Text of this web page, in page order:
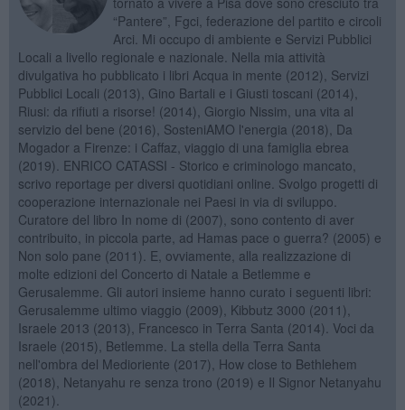
“Pantere”, Fgci, federazione del partito e circoli
Arci. Mi occupo di ambiente e Servizi Pubblici
Locali a livello regionale e nazionale. Nella mia attività
divulgativa ho pubblicato i libri Acqua in mente (2012), Servizi
Pubblici Locali (2013), Gino Bartali e i Giusti toscani (2014),
Riusi: da rifiuti a risorse! (2014), Giorgio Nissim, una vita al
servizio del bene (2016), SosteniAMO l'energia (2018), Da
Mogador a Firenze: i Caffaz, viaggio di una famiglia ebrea
(2019). ENRICO CATASSI - Storico e criminologo mancato,
scrivo reportage per diversi quotidiani online. Svolgo progetti di
cooperazione internazionale nei Paesi in via di sviluppo.
Curatore del libro In nome di (2007), sono contento di aver
contribuito, in piccola parte, ad Hamas pace o guerra? (2005) e
Non solo pane (2011). E, ovviamente, alla realizzazione di
molte edizioni del Concerto di Natale a Betlemme e
Gerusalemme. Gli autori insieme hanno curato i seguenti libri:
Gerusalemme ultimo viaggio (2009), Kibbutz 3000 (2011),
Israele 2013 (2013), Francesco in Terra Santa (2014). Voci da
Israele (2015), Betlemme. La stella della Terra Santa
nell'ombra del Medioriente (2017), How close to Bethlehem
(2018), Netanyahu re senza trono (2019) e Il Signor Netanyahu
(2021).